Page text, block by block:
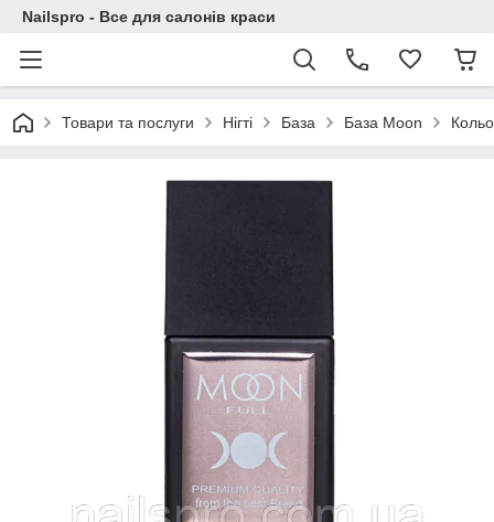
Nailspro - Все для салонів краси
Товари та послуги Нігті База База Moon